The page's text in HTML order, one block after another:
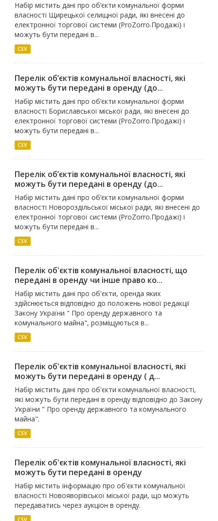
Набір містить дані про об’єкти комунальної форми
власності Щирецької селищної ради, які внесені до
електронної торгової системи (ProZorro.Продажі) і
можуть бути передані в...
CSV
Перелік об’єктів комунальної власності, які
можуть бути передані в оренду (до...
Набір містить дані про об’єкти комунальної форми
власності Бориславської міської ради, які внесені до
електронної торгової системи (ProZorro.Продажі) і
можуть бути передані в...
CSV
Перелік об’єктів комунальної власності, які
можуть бути передані в оренду (до...
Набір містить дані про об’єкти комунальної форми
власності Новороздільської міської ради, які внесені до
електронної торгової системи (ProZorro.Продажі) і
можуть бути передані в...
CSV
Перелік об'єктів комунальної власності, що
передані в оренду чи інше право ко...
Набір містить дані про об'єкти, оренда яких
здійснюється відповідно до положень нової редакції
Закону України " Про оренду державного та
комунального майна", розміщуються в...
CSV
Перелік об'єктів комунальної власності, які
можуть бути передані в оренду ( д...
Набір містить дані про об'єкти комунальної власності,
які можуть бути передані в оренду відповідно до Закону
України " Про оренду державного та комунального
майна".
CSV
Перелік об'єктів комунальної власності, які
можуть бути передані в оренду
Набір містить інформацію про об'єкти комунальної
власності Новояворівської міської ради, що можуть
передаватись через аукціон в оренду.